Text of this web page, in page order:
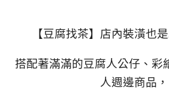
【豆腐找茶】店內裝潢也
搭配著滿滿的豆腐人公仔、彩
人週邊商品，